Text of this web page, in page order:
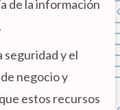
de la información
seguridad y el
negocio y
estos recursos